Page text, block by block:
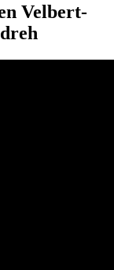
Velbert-